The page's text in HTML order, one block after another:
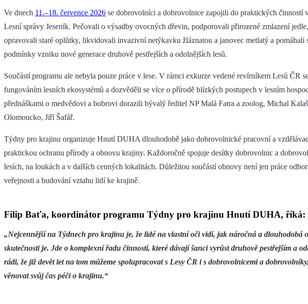
Ve dnech 11.–18. července 2026 se dobrovolníci a dobrovolnice zapojili do praktických činností
Lesní správy Jeseník. Pečovali o výsadby ovocných dřevin, podporovali přirozené zmlazení
opravovali staré oplůtky, likvidovali invazivní netýkavku žláznatou a janovec metlatý a pomáhali
podmínky vzniku nové generace druhově pestřejších a odolnějších lesů.
Součástí programu ale nebyla pouze práce v lese. V rámci exkurze vedené revírníkem Lesů ČR
fungováním lesních ekosystémů a dozvěděli se více o přírodě blízkých postupech v lesním
přednáškami o medvědovi a bobrovi dorazili bývalý ředitel NP Malá Fatra a zoolog, Michal
Olomoucko, Jiří Šafář.
Týdny pro krajinu organizuje Hnutí DUHA dlouhodobě jako dobrovolnické pracovní a
praktickou ochranu přírody a obnovu krajiny. Každoročně spojuje desítky dobrovolnic a
lesích, na loukách a v dalších cenných lokalitách. Důležitou součástí obnovy není jen práce
veřejnosti a budování vztahu lidí ke krajině.
Filip Baťa, koordinátor programu Týdny pro krajinu Hnutí DUHA, říká:
„Nejcennější na Týdnech pro krajinu je, že lidé na vlastní oči vidí, jak náročná a dlouhodobá
skutečnosti je. Jde o komplexní řadu činností, které dávají šanci vyrůst druhově pestřejším a
rádi, že již devět let na tom můžeme spolupracovat s Lesy ČR i s dobrovolnicemi a
věnovat svůj čas péči o krajinu.“